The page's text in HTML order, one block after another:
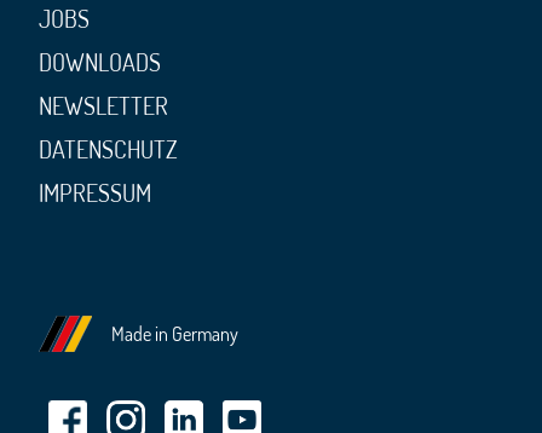
JOBS
DOWNLOADS
NEWSLETTER
DATENSCHUTZ
IMPRESSUM
Made in Germany